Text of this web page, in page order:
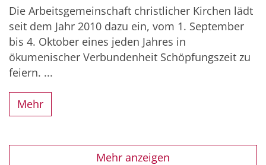
Die Arbeitsgemeinschaft christlicher Kirchen lädt
seit dem Jahr 2010 dazu ein, vom 1. September
bis 4. Oktober eines jeden Jahres in
ökumenischer Verbundenheit Schöpfungszeit zu
feiern. ...
Mehr
Mehr anzeigen